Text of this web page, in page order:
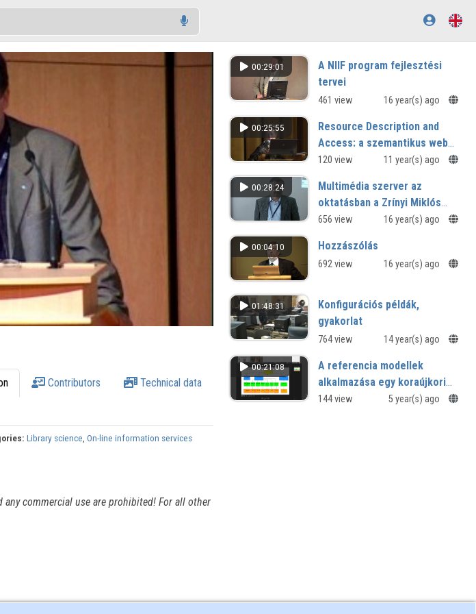
Contributors Technical data
Library science,On-line information services
commercial use are prohibited! For all other
00:29:01
A NIIF program fejlesztési
tervei
461 view 16 year(s) ago
00:25:55
Resource Description and
Access: a szemantikus web
könyvtári szabványa
120 view 11 year(s) ago
00:28:24
Multimédia szerver az
oktatásban a Zrínyi Miklós
Nemzetvédelmi Egyetemen
656 view 16 year(s) ago
00:04:10 Hozzászólás
692 view 16 year(s) ago
01:48:31
Konfigurációs példák,
gyakorlat
764 view 14 year(s) ago
00:21:08
A referencia modellek
alkalmazása egy koraújkori
dokumentumtípus esetében
144 view 5 year(s) ago